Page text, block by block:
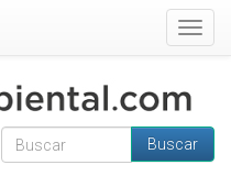
Formulario de
Buscar